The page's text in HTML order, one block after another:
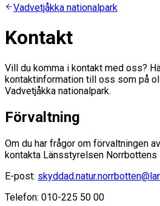
Vadvetjåkka nationalpark
Kontakt
Vill du komma i kontakt med oss?
kontaktinformation till oss som på
Vadvetjåkka nationalpark.
Förvaltning
Om du har frågor om förvaltningen
kontakta Länsstyrelsen Norrbottens
E-post:
Telefon: 010-225 50 00